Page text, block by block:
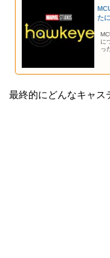
た
に
っ
最終的にどんなキャス